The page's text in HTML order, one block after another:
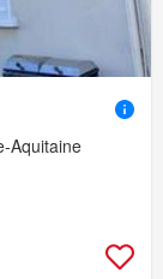
Aquitaine